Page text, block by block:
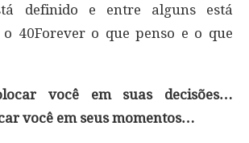
definido e entre alguns está
40Forever o que penso e o que
você em suas decisões…
você em seus momentos…